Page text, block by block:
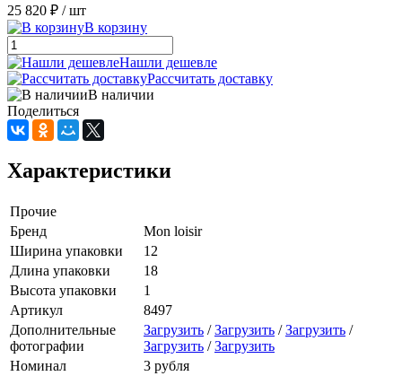
25 820 ₽ / шт
В корзину
Нашли дешевле
Рассчитать доставку
В наличии
Поделиться
Характеристики
Прочие
Бренд
Mon loisir
Ширина упаковки
12
Длина упаковки
18
Высота упаковки
1
Артикул
8497
Дополнительные
фотографии
Загрузить /Загрузить /Загрузить /
Загрузить /Загрузить
Номинал
3 рубля